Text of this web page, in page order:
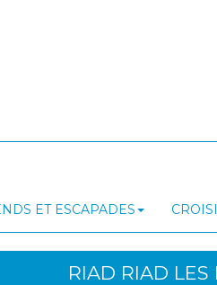
ET ESCAPADES
RIAD RIAD LES